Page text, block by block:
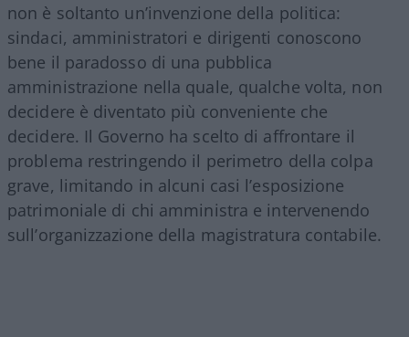
non è soltanto un’invenzione della politica:
sindaci, amministratori e dirigenti conoscono
bene il paradosso di una pubblica
amministrazione nella quale, qualche volta, non
decidere è diventato più conveniente che
decidere. Il Governo ha scelto di affrontare il
problema restringendo il perimetro della colpa
grave, limitando in alcuni casi l’esposizione
patrimoniale di chi amministra e intervenendo
sull’organizzazione della magistratura contabile.